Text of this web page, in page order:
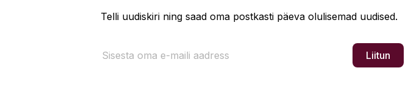
Telli uudiskiri ning saad oma postkasti päeva olulisemad uudised.
Liitun